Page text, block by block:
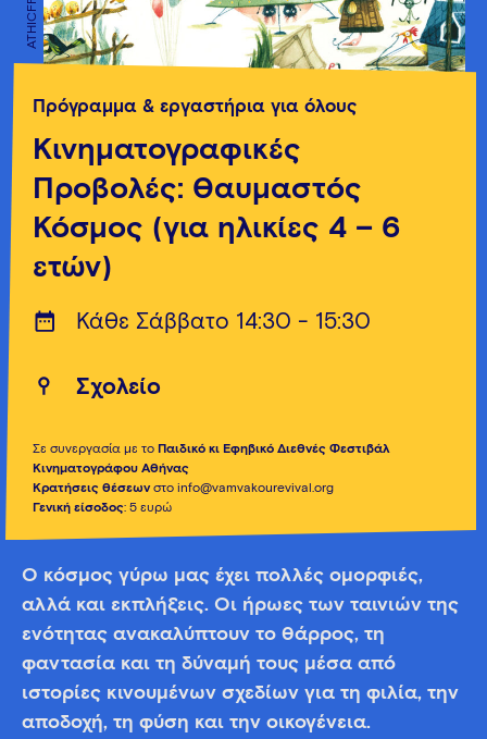
ATHICFF
Πρόγραμμα & εργαστήρια για όλους
Κινηματογραφικές
Προβολές: Θαυμαστός
Κόσμος (για ηλικίες 4 – 6
ετών)
Κάθε Σάββατο 14:30 - 15:30
Σχολείο
Σε συνεργασία με το Παιδικό κι Εφηβικό Διεθνές Φεστιβάλ
Κινηματογράφου Αθήνας
Κρατήσεις θέσεωνστο info@vamvakourevival.org
Γενική είσοδος: 5 ευρώ
Ο κόσμος γύρω μας έχει πολλές ομορφιές,
αλλά και εκπλήξεις. Οι ήρωες των ταινιών της
ενότητας ανακαλύπτουν το θάρρος, τη
φαντασία και τη δύναμή τους μέσα από
ιστορίες κινουμένων σχεδίων για τη φιλία, την
αποδοχή, τη φύση και την οικογένεια.